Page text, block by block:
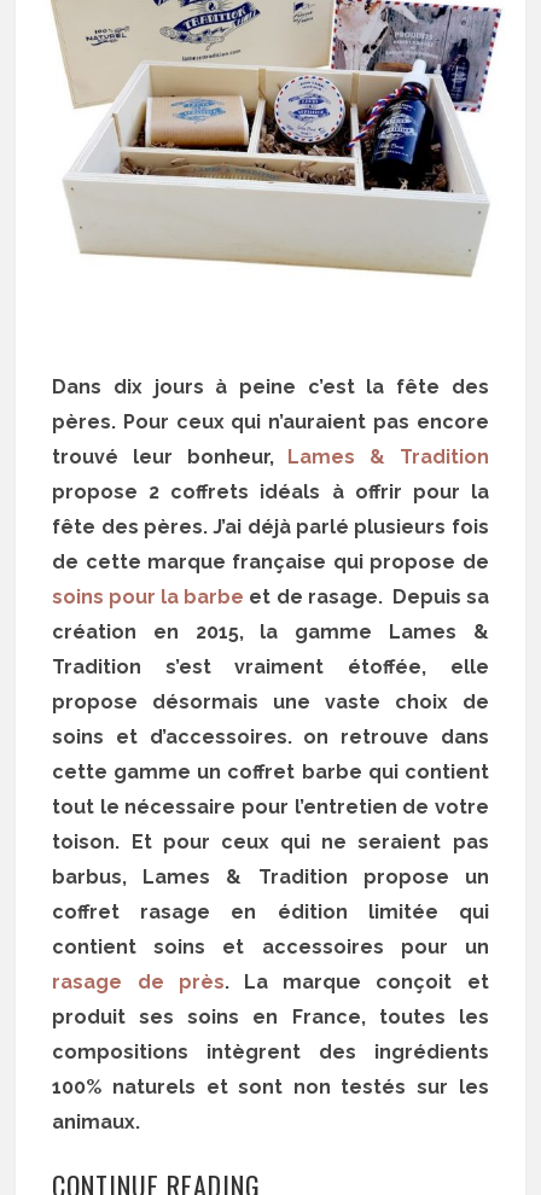
Dans dix jours à peine c’est la fête des
pères. Pour ceux qui n’auraient pas encore
trouvé leur bonheur, Lames & Tradition
propose 2 coffrets idéals à offrir pour la
fête des pères. J’ai déjà parlé plusieurs fois
de cette marque française qui propose de
soins pour la barbe et de rasage. Depuis sa
création en 2015, la gamme Lames &
Tradition s’est vraiment étoffée, elle
propose désormais une vaste choix de
soins et d’accessoires. on retrouve dans
cette gamme un coffret barbe qui contient
tout le nécessaire pour l’entretien de votre
toison. Et pour ceux qui ne seraient pas
barbus, Lames & Tradition propose un
coffret rasage en édition limitée qui
contient soins et accessoires pour un
rasage de près. La marque conçoit et
produit ses soins en France, toutes les
compositions intègrent des ingrédients
100% naturels et sont non testés sur les
animaux.
CONTINUE READING